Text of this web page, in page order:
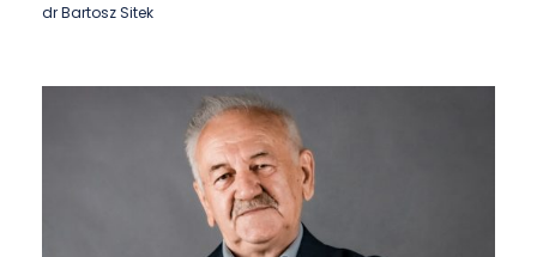
dr Bartosz Sitek